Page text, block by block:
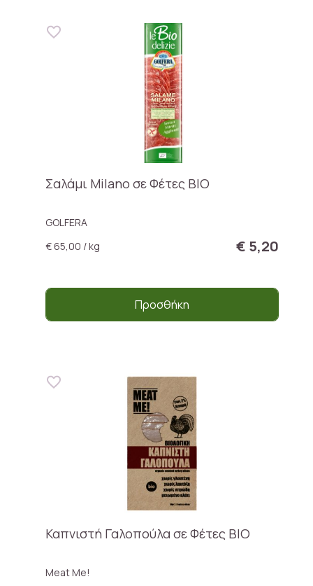
Σαλάμι Milano σε Φέτες ΒΙΟ
GOLFERA
€ 65,00 / kg
€ 5,20
Προσθήκη
Καπνιστή Γαλοπούλα σε Φέτες ΒΙΟ
Meat Me!